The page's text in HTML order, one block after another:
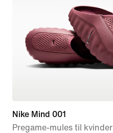
Nike Mind 001
Pregame-mules til kvinder